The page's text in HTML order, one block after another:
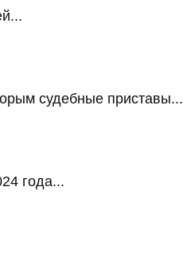
судебные приставы...
года...